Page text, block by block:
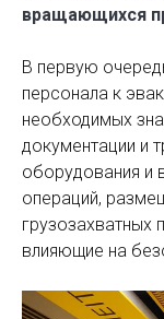
вращающихся
В первую
персонала к
необходимых
документации и
оборудования и
операций,
грузозахватных
влияющие на